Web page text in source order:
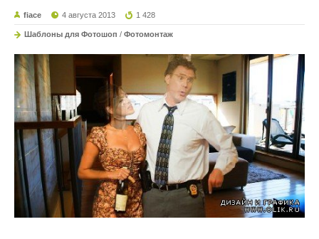
fiace 4 августа 2013 1 428
Шаблоны для Фотошоп / Фотомонтаж